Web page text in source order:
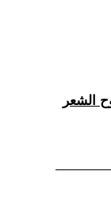
الشعر